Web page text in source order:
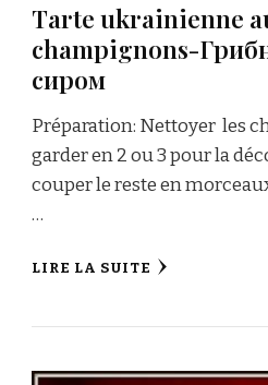
Tarte ukrainienne
champignons-
сиром
Préparation: Nettoyer les
garder en 2 ou 3 pour la
couper le reste en
…
LIRE LA SUITE